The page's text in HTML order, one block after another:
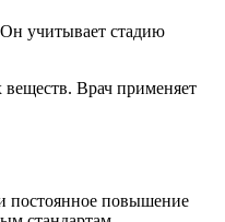
учитывает стадию
веществ. Врач применяет
постоянное повышение